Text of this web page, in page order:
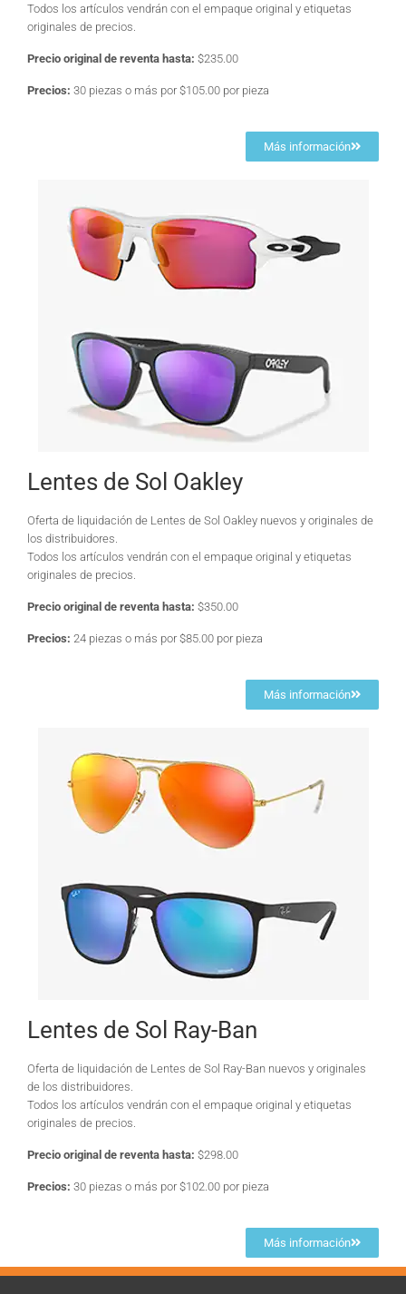
Todos los artículos vendrán con el empaque original y etiquetas
originales de precios.
Precio original de reventa hasta: $235.00
Precios: 30 piezas o más por $105.00 por pieza
Más información
Lentes de Sol Oakley
Oferta de liquidación de Lentes de Sol Oakley nuevos y originales de
los distribuidores.
Todos los artículos vendrán con el empaque original y etiquetas
originales de precios.
Precio original de reventa hasta: $350.00
Precios: 24 piezas o más por $85.00 por pieza
Más información
Lentes de Sol Ray-Ban
Oferta de liquidación de Lentes de Sol Ray-Ban nuevos y originales
de los distribuidores.
Todos los artículos vendrán con el empaque original y etiquetas
originales de precios.
Precio original de reventa hasta: $298.00
Precios: 30 piezas o más por $102.00 por pieza
Más información